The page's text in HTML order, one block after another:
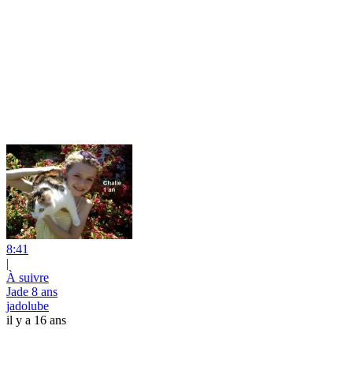
8:41
|
À suivre
Jade 8 ans
jadolube
il y a 16 ans